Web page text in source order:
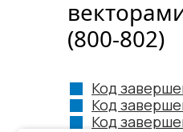
(800-802)
Код
Код
Код